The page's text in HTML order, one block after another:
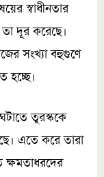
স্বাধীনতার
দূর করেছে।
সংখ্যা বহুগুণে
হচ্ছে।
ঘটাতে তুরস্ককে
এতে করে তারা